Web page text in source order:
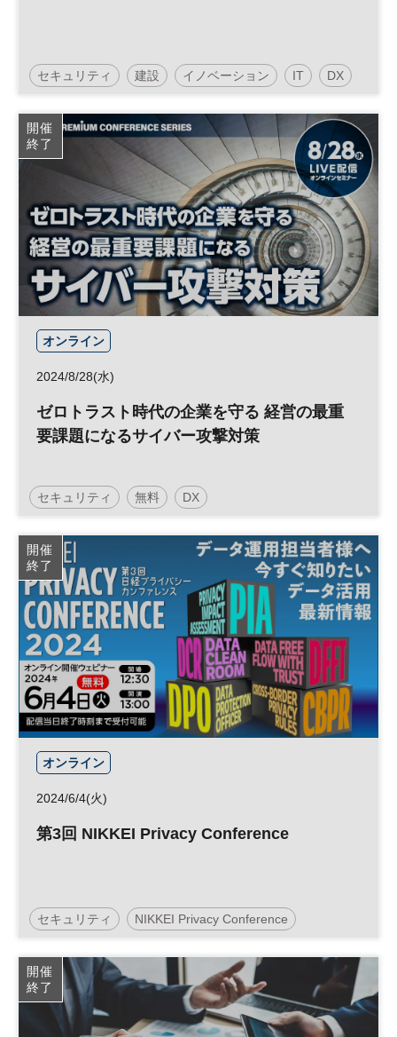
セキュリティ 建設 イノベーション IT DX
技術
開催
終了
オンライン
2024/8/28(水)
ゼロトラスト時代の企業を守る 経営の最重
要課題になるサイバー攻撃対策
セキュリティ 無料 DX
日経メッセプレミアム・カンファレンス・シリーズ
日経プレミアム・カンファレンス・シリーズ
開催
終了
オンライン
2024/6/4(火)
第3回 NIKKEI Privacy Conference
セキュリティ NIKKEI Privacy Conference
日経プライバシーカンファレンス データ活用
経営戦略 個人情報
開催
終了